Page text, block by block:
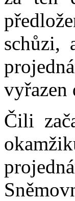
schůzi,
vyřazen
Čili